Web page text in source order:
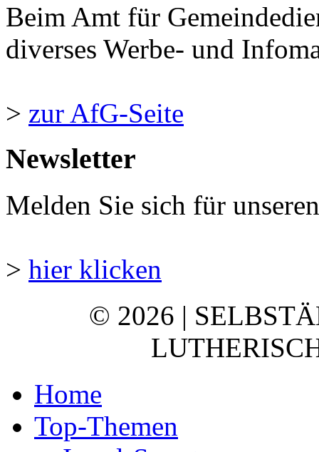
Beim Amt für
diverses Werbe- und
> zur AfG-Seite
Newsletter
Melden Sie sich für
> hier klicken
© 2026 |
Home
Top-Themen